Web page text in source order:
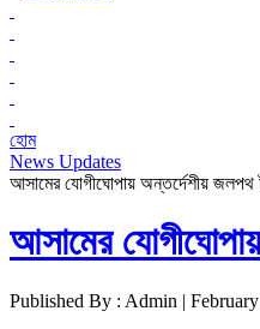
হোম
News Updates
আসামের যোগীঘোপায় অন্তর্দেশীয় জলপথ
আসামের
Published By : Admin |